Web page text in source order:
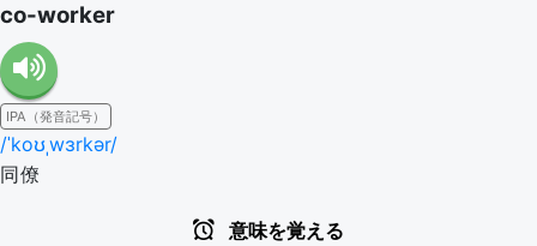
co-worker
IPA（発音記号）
/ˈkoʊˌwɜrkər/
同僚
意味を覚える